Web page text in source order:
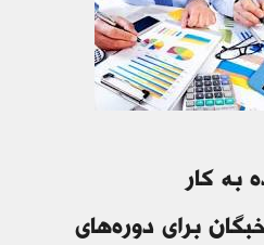
به کار
برای دوره‌های